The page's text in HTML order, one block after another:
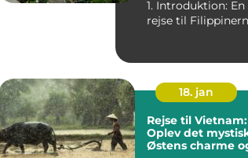
1. Introduktion: En
18. jan
Rejse til Vietnam:
Oplev det
Østens charme